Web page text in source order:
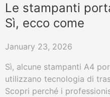
Le stampanti
Sì, ecco come
January 23, 2026
Sì, alcune stampanti A4
utilizzano tecnologia di
Scopri perché i